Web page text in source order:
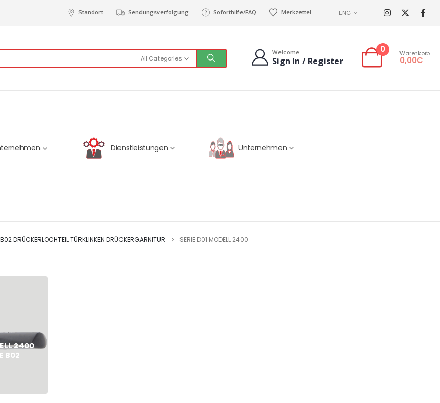
Standort Sendungsverfolgung Soforthilfe/FAQ Merkzettel ENG
All Categories
Welcome
Sign In / Register
0 Warenkorb
0,00€
Dienstleistungen Unternehmen
DRÜCKERLOCHTEIL TÜRKLINKEN DRÜCKERGARNITUR SERIE D01 MODELL 2400
2400
B02